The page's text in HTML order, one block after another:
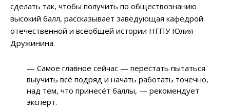
сделать так, чтобы получить по обществознанию
высокий балл, рассказывает заведующая кафедрой
отечественной и всеобщей истории НГПУ Юлия
Дружинина.
— Самое главное сейчас — перестать пытаться
выучить всё подряд и начать работать точечно,
над тем, что принесёт баллы, — рекомендует
эксперт.